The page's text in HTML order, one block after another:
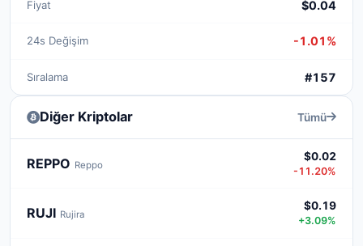
Fiyat $0.04
24s Değişim -1.01%
Sıralama #157
Diğer Kriptolar Tümü
REPPO Reppo
$0.02
-11.20%
RUJI Rujira
$0.19
+3.09%